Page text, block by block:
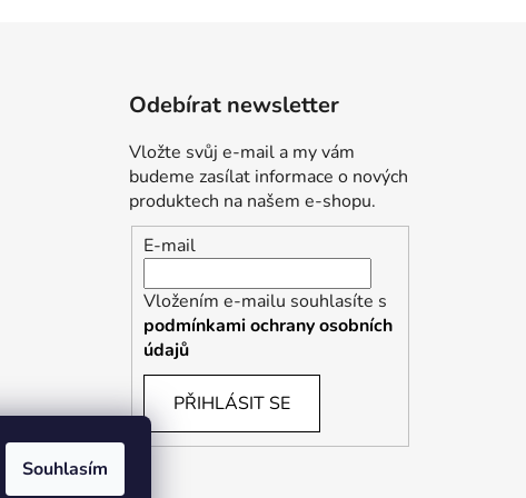
Souhlasím
Odebírat newsletter
Vložte svůj e-mail a my vám
budeme zasílat informace o nových
produktech na našem e-shopu.
E-mail
Vložením e-mailu souhlasíte s
podmínkami ochrany osobních
údajů
PŘIHLÁSIT SE